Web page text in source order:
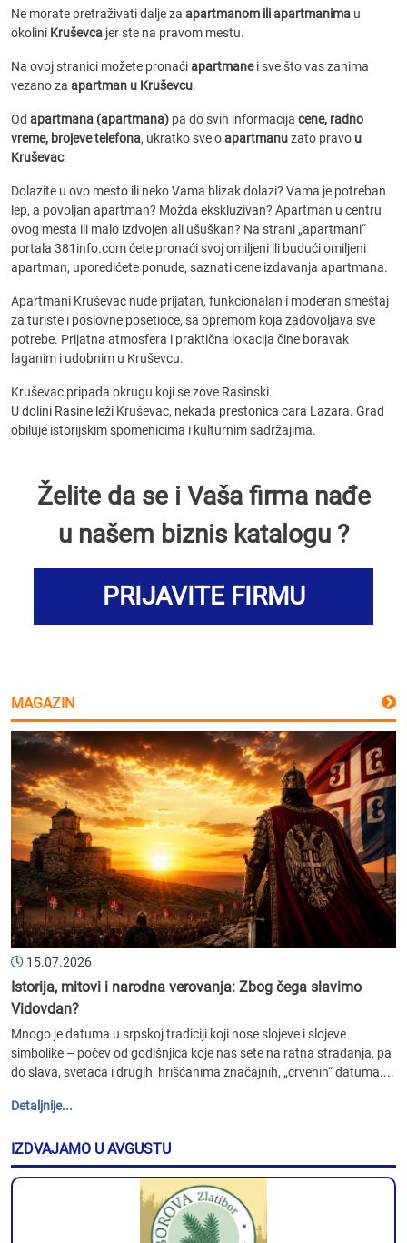
Ne morate pretraživati dalje za apartmanom ili apartmanima u
okolini Kruševca jer ste na pravom mestu.
Na ovoj stranici možete pronaćiapartmanei sve što vas zanima
vezano za apartman u Kruševcu.
Od apartmana (apartmana) pa do svih informacija cene, radno
vreme, brojeve telefona, ukratko sve oapartmanuzato pravo u
Kruševac.
Dolazite u ovo mesto ili neko Vama blizak dolazi? Vama je potreban
lep, a povoljan apartman? Možda ekskluzivan? Apartman u centru
ovog mesta ili malo izdvojen ali ušuškan? Na strani „apartmani“
portala 381info.com ćete pronaći svoj omiljeni ili budući omiljeni
apartman, uporedićete ponude, saznati cene izdavanja apartmana.
Apartmani Kruševac nude prijatan, funkcionalan i moderan smeštaj
za turiste i poslovne posetioce, sa opremom koja zadovoljava sve
potrebe. Prijatna atmosfera i praktična lokacija čine boravak
laganim i udobnim u Kruševcu.
Kruševac pripada okrugu koji se zove Rasinski.
U dolini Rasine leži Kruševac, nekada prestonica cara Lazara. Grad
obiluje istorijskim spomenicima i kulturnim sadržajima.
Želite da se i Vaša firma nađe
u našem biznis katalogu ?
PRIJAVITE FIRMU
MAGAZIN
15.07.2026
Istorija, mitovi i narodna verovanja: Zbog čega slavimo
Vidovdan?
Mnogo je datuma u srpskoj tradiciji koji nose slojeve i slojeve
simbolike – počev od godišnjica koje nas sete na ratna stradanja, pa
do slava, svetaca i drugih, hrišćanima značajnih, „crvenih“ datuma....
Detaljnije...
IZDVAJAMO U AVGUSTU